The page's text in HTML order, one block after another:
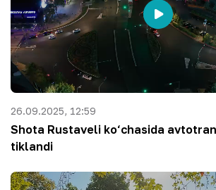
26.09.2025, 12:59
Shota Rustaveli ko‘chasida
tiklandi